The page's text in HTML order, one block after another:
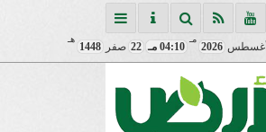
أغسطس 2026
مـ
04:10 مـ 22 صفر 1448
هـ